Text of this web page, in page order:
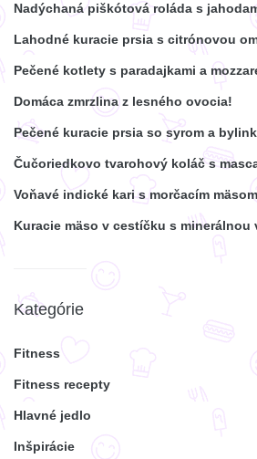
Nadýchaná piškótová roláda s
Lahodné kuracie prsia s citrónovou
Pečené kotlety s paradajkami a
Domáca zmrzlina z lesného ovocia!
Pečené kuracie prsia so syrom a
Čučoriedkovo tvarohový koláč s
Voňavé indické kari s morčacím
Kuracie mäso v cestíčku s minerálnou
Kategórie
Fitness
Fitness recepty
Hlavné jedlo
Inšpirácie